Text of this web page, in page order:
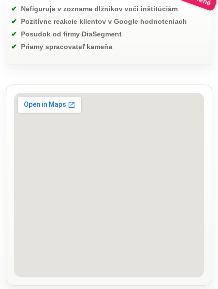
Nefiguruje v zozname dlžníkov voči inštitúciám
Pozitívne reakcie klientov v Google hodnoteniach
Posudok od firmy DiaSegment
Priamy spracovateľ kameňa